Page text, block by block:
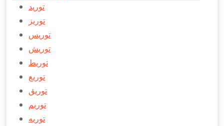
توريد
توريز
توريس
توریش
توريط
توريع
توريق
توريم
توريه